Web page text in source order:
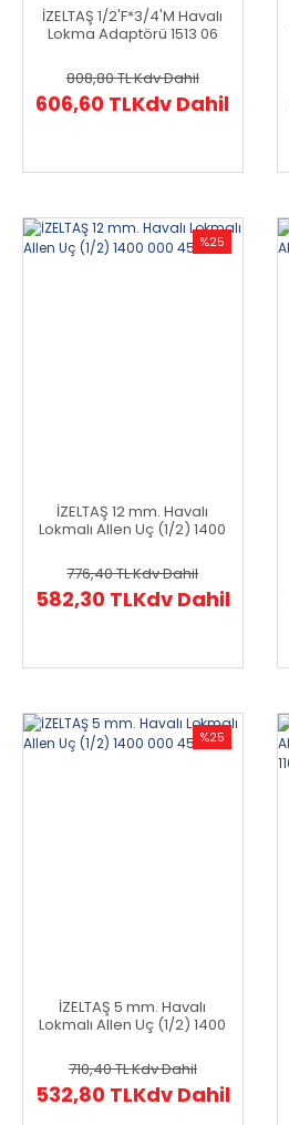
İZELTAŞ 1/2'F*3/4'M Havalı
Lokma Adaptörü 1513 06
808,80 TLKdv Dahil
606,60 TLKdv Dahil
%25
İZELTAŞ 12 mm. Havalı
Lokmalı Allen Uç (1/2) 1400
776,40 TLKdv Dahil
582,30 TLKdv Dahil
%25
İZELTAŞ 5 mm. Havalı
Lokmalı Allen Uç (1/2) 1400
710,40 TLKdv Dahil
532,80 TLKdv Dahil